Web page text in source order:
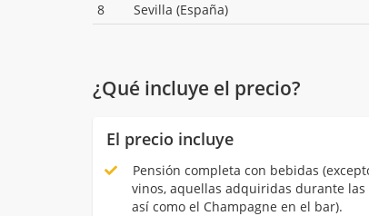
8
Sevilla (España)
¿Qué incluye el precio?
El precio incluye
Pensión completa con bebidas
vinos, aquellas adquiridas durante
así como el Champagne en el bar).